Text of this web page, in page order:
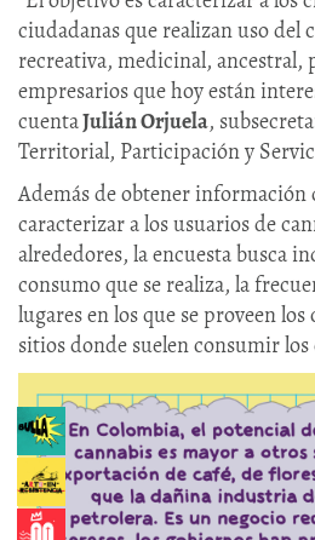
ciudadanas que realizan uso del
recreativa, medicinal, ancestral,
empresarios que hoy están
cuentaJulián Orjuela,
Territorial, Participación y
Además de obtener información
caracterizar a los usuarios de
alrededores, la encuesta busca
consumo que se realiza, la
lugares en los que se proveen
sitios donde suelen consumir los